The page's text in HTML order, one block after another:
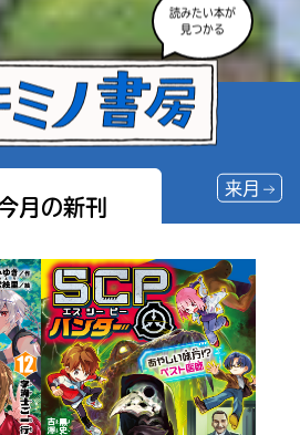
読みたい本が
見つかる
月の新刊
来月